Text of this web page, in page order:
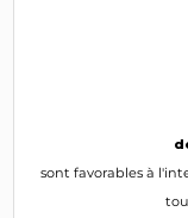
sont favorables à